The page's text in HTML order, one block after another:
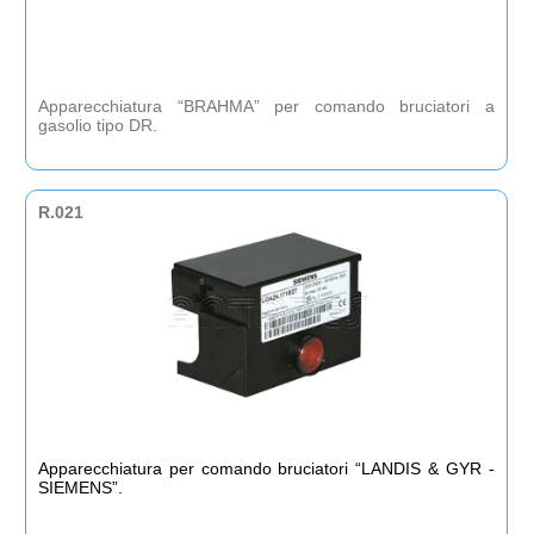
Apparecchiatura “BRAHMA” per comando bruciatori a
gasolio tipo DR.
R.021
Apparecchiatura per comando bruciatori “LANDIS & GYR -
SIEMENS”.